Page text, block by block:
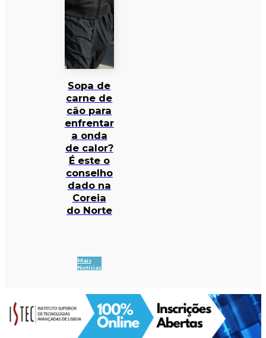
Sopa de
carne de
cão para
enfrentar
a onda
de calor?
É este o
conselho
dado na
Coreia
do Norte
Mais
Notícias